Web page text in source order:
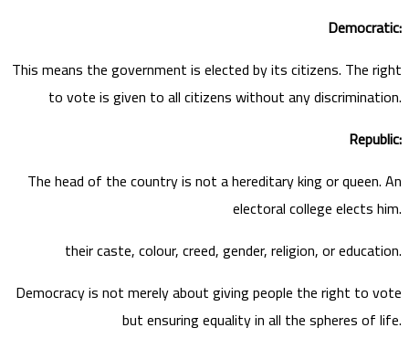
Democratic:
This means the government is elected by its citizens. The right
to vote is given to all citizens without any discrimination.
Republic:
The head of the country is not a hereditary king or queen. An
electoral college elects him.
their caste, colour, creed, gender, religion, or education.
Democracy is not merely about giving people the right to vote
but ensuring equality in all the spheres of life.